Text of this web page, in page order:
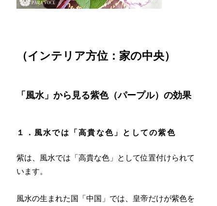
（インテリア方位：家の中央）
「風水」から見る紫色（パープル）の効果
１．風水では「高貴な色」としての紫色
紫は、風水では「高貴な色」として位置付けられて
います。
風水の生まれた国「中国」では、皇帝だけが紫色を